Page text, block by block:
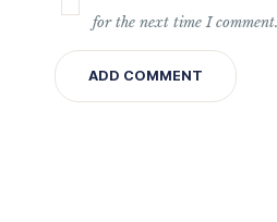
for the next time I comment.